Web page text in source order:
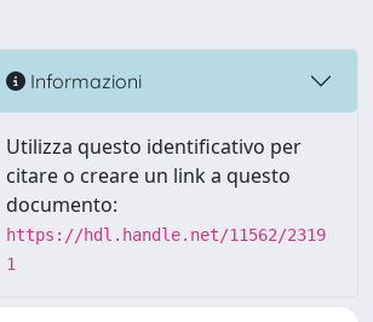
Informazioni
Utilizza questo identificativo per
citare o creare un link a questo
documento:
https://hdl.handle.net/11562/2319
1